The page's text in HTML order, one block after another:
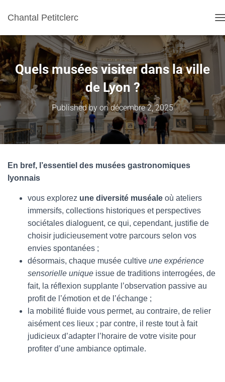
Chantal Petitclerc
Quels musées visiter dans la ville
de Lyon ?
Published by ondécembre 2, 2025
En bref, l’essentiel des musées gastronomiques
lyonnais
vous explorez une diversité muséale où ateliers
immersifs, collections historiques et perspectives
sociétales dialoguent, ce qui, cependant, justifie de
choisir judicieusement votre parcours selon vos
envies spontanées ;
désormais, chaque musée cultive une expérience
sensorielle unique issue de traditions interrogées, de
fait, la réflexion supplante l’observation passive au
profit de l’émotion et de l’échange ;
la mobilité fluide vous permet, au contraire, de relier
aisément ces lieux ; par contre, il reste tout à fait
judicieux d’adapter l’horaire de votre visite pour
profiter d’une ambiance optimale.